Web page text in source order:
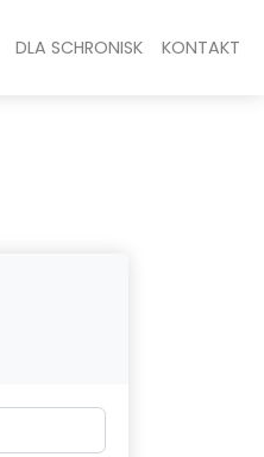
DLA SCHRONISK KONTAKT